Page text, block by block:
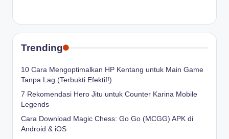
Trending
10 Cara Mengoptimalkan HP Kentang untuk Main Game
Tanpa Lag (Terbukti Efektif!)
7 Rekomendasi Hero Jitu untuk Counter Karina Mobile
Legends
Cara Download Magic Chess: Go Go (MCGG) APK di
Android & iOS